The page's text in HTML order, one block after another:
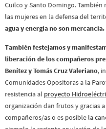
Cuilco y Santo Domingo.
las mujeres en la defensa del
agua y energía no son mercancía.
También festejamos y
liberación de los compañeros
Benítez y Tomás Cruz Valeriano,
Comunidades Opositoras a la
resistencia al proyecto
organización dan frutos y gracias
compañeros/as o es posible la